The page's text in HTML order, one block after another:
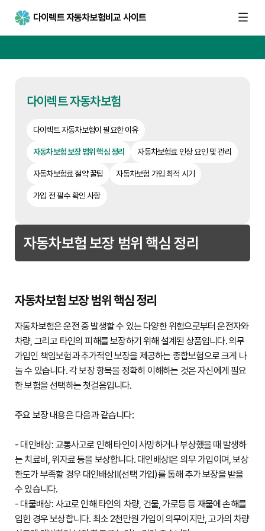
다이렉트 자동차보험비교 사이트
다이렉트 자동차보험
다이렉트 자동차보험이 필요한 이유
자동차보험 보장 범위 핵심 정리 자동차보험료 인상 요인 및 관리
자동차보험료 절약 꿀팁 자동차보험 가입 최적 시기
가입 전 필수 확인 사항
자동차보험 보장 범위 핵심 정리
자동차보험 보장 범위 핵심 정리
자동차보험은 운전 중 발생할 수 있는 다양한 위험으로부터 운전자와
차량, 그리고 타인의 피해를 보장하기 위해 설계된 상품입니다. 의무
가입인 책임보험과 추가적인 보장을 제공하는 종합보험으로 크게 나
눌 수 있습니다. 각 보장 항목을 정확히 이해하는 것은 자신에게 필요
한 보험을 선택하는 첫걸음입니다.
주요 보장 내용은 다음과 같습니다:
- 대인배상: 교통사고로 인해 타인이 사망하거나 부상했을 때 발생하
는 치료비, 위자료 등을 보상합니다. 대인배상Ⅰ은 의무 가입이며, 보상
한도가 부족할 경우 대인배상Ⅱ(선택 가입)를 통해 추가 보장을 받을
수 있습니다.
- 대물배상: 사고로 인해 타인의 차량, 건물, 가로등 등 재물에 손해를
입힌 경우 보상합니다. 최소 2천만원 가입이 의무이지만, 고가의 차량